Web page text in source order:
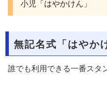
小児「はやかけん」
無記名式「はやか
誰でも利用できる一番スタ